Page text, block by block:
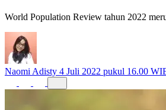
World Population Review tahun 2022
Naomi Adisty 4 Juli 2022 pukul 16.00